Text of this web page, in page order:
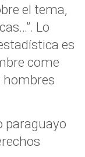
el tema,
Lo
es
come
hombres
paraguayo